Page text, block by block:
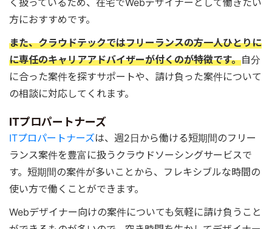
方におすすめです。
また、クラウドテックではフリーランスの方一人ひとりに
に専任のキャリアアドバイザーが付くのが特徴です。自分
に合った案件を探すサポートや、請け負った案件について
の相談に対応してくれます。
ITプロパートナーズ
ITプロパートナーズは、週2日から働ける短期間のフリー
ランス案件を豊富に扱うクラウドソーシングサービスで
す。短期間の案件が多いことから、フレキシブルな時間の
使い方で働くことができます。
Webデザイナー向けの案件についても気軽に請け負うこと